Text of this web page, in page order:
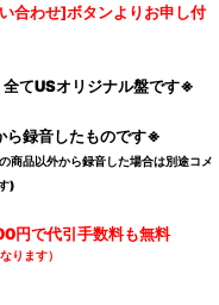
合わせ]ボタンよりお申し付
てUSオリジナル盤です※
ら録音したものです※
商品以外から録音した場合は別途コメ
)
円で代引手数料も無料
ります）